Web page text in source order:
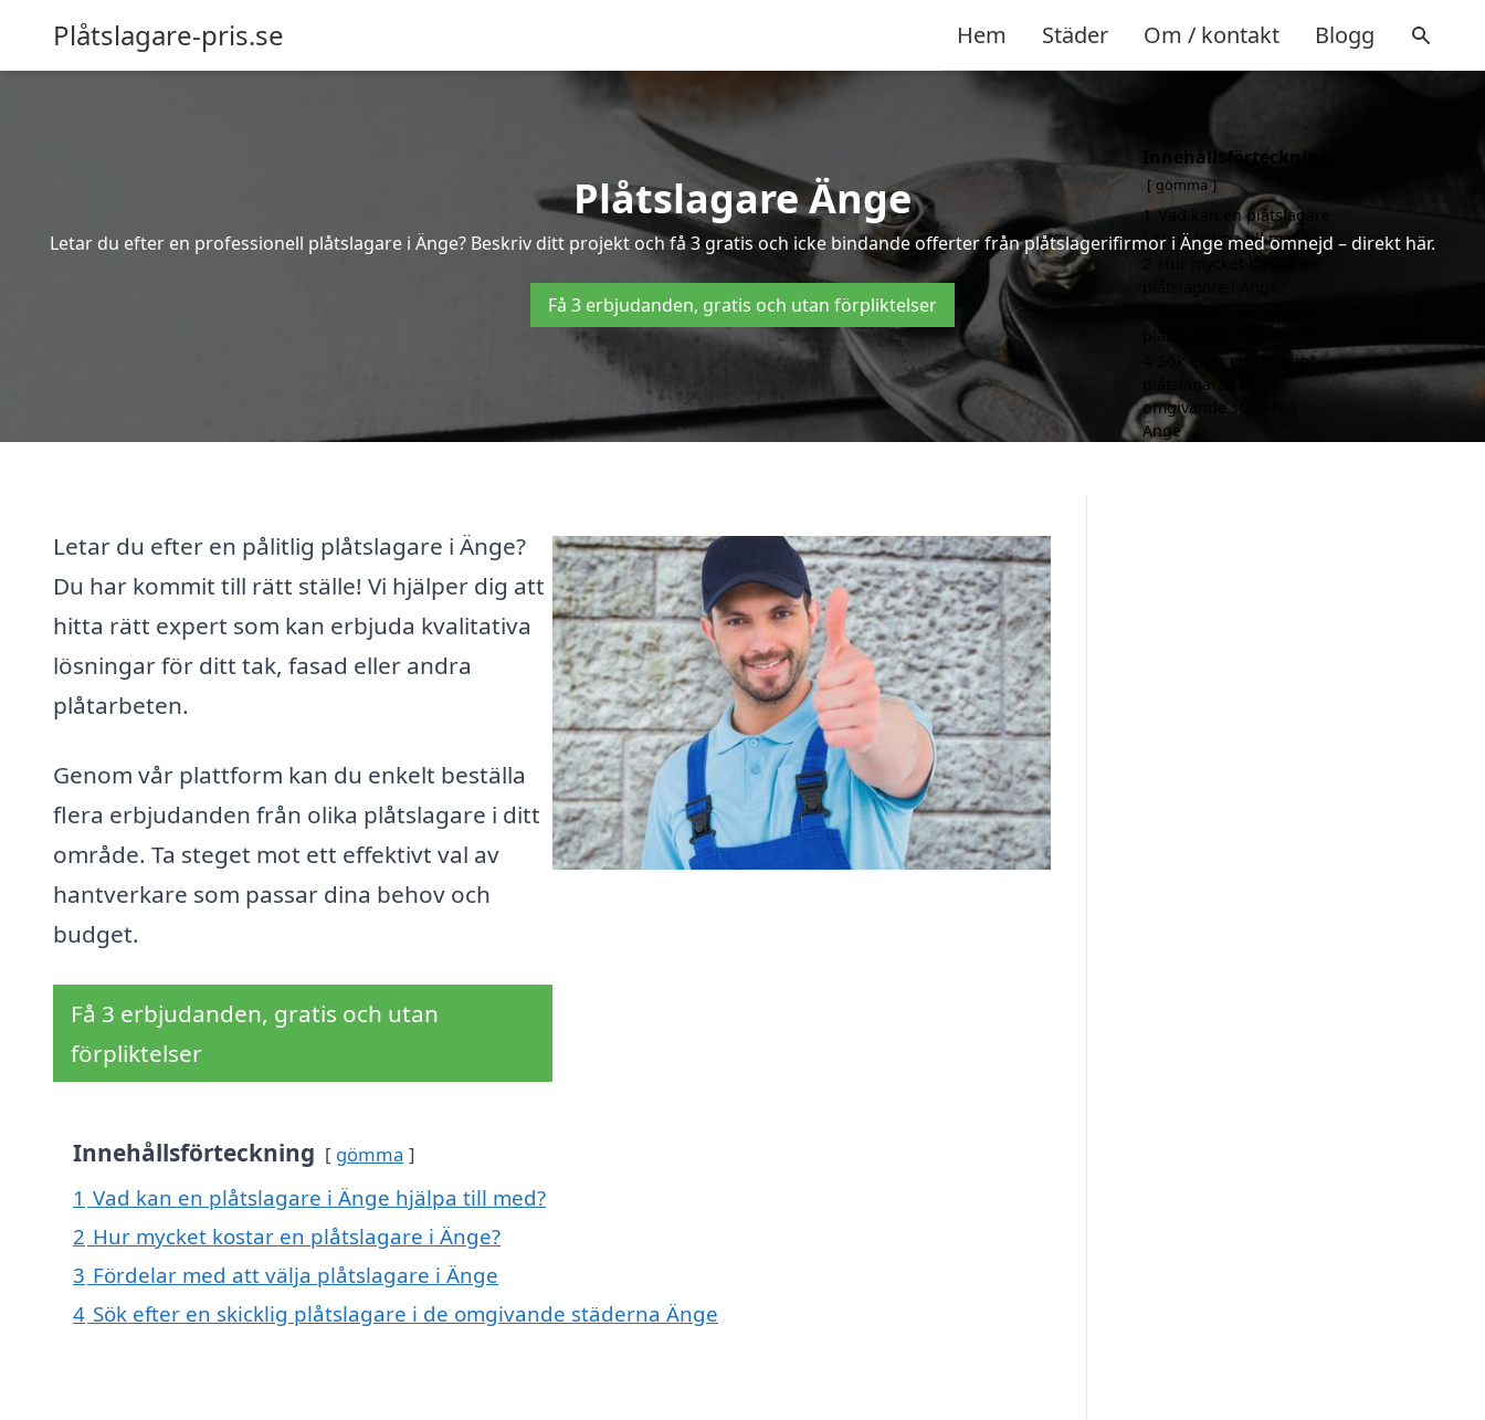
Plåtslagare-pris.se Hem Städer Om / kontakt Blogg
Plåtslagare Änge
Letar du efter en professionell plåtslagare i Änge? Beskriv ditt projekt och få 3 gratis och icke bindande offerter från plåtslagerifirmor i Änge med omnejd – direkt här.
Få 3 erbjudanden, gratis och utan förpliktelser
Letar du efter en pålitlig plåtslagare i Änge?
Du har kommit till rätt ställe! Vi hjälper dig att
hitta rätt expert som kan erbjuda kvalitativa
lösningar för ditt tak, fasad eller andra
plåtarbeten.
Genom vår plattform kan du enkelt beställa
flera erbjudanden från olika plåtslagare i ditt
område. Ta steget mot ett effektivt val av
hantverkare som passar dina behov och
budget.
Få 3 erbjudanden, gratis och utan
förpliktelser
Innehållsförteckning gömma
1 Vad kan en plåtslagare i Änge hjälpa till med?
2 Hur mycket kostar en plåtslagare i Änge?
3 Fördelar med att välja plåtslagare i Änge
4 Sök efter en skicklig plåtslagare i de omgivande städerna Änge
Innehållsförteckning
gömma
1 Vad kan en plåtslagare
i Änge hjälpa till med?
Hur mycket kostar en
plåtslagare i Änge
Sök efter en skicklig
plåtslagare i de
omgivande städerna
Änge